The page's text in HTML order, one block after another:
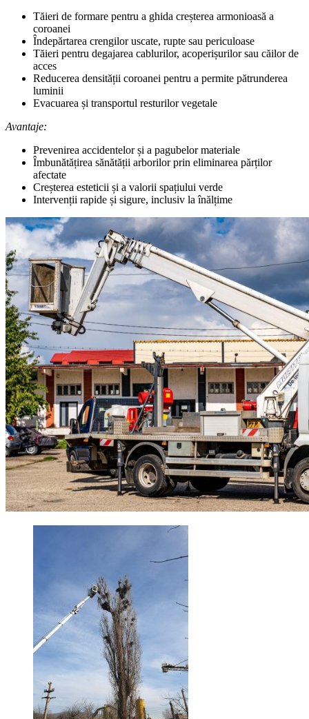
Tăieri de formare pentru a ghida creșterea armonioasă a
coroanei
Îndepărtarea crengilor uscate, rupte sau periculoase
Tăieri pentru degajarea cablurilor, acoperișurilor sau căilor de
acces
Reducerea densității coroanei pentru a permite pătrunderea
luminii
Evacuarea și transportul resturilor vegetale
Avantaje:
Prevenirea accidentelor și a pagubelor materiale
Îmbunătățirea sănătății arborilor prin eliminarea părților
afectate
Creșterea esteticii și a valorii spațiului verde
Intervenții rapide și sigure, inclusiv la înălțime